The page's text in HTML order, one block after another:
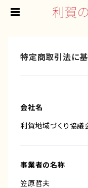
特定商取引法に
会社名
利賀地域づくり協議
事業者の名称
笠原哲夫